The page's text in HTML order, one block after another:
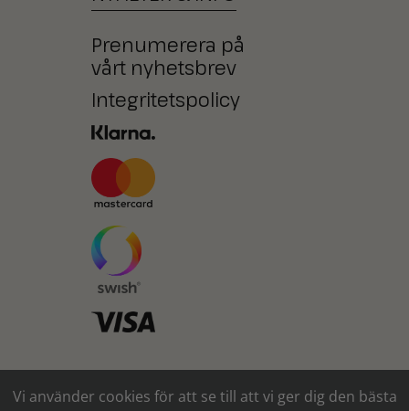
Prenumerera på
vårt nyhetsbrev
Integritetspolicy
kontanter* eller
Vi använder cookies för att se till att vi ger dig den bästa